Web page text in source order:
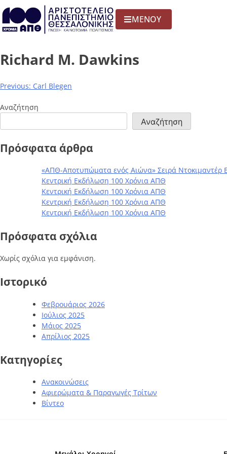
ΜΕΝΟΥ
Richard M. Dawkins
Previous: Carl Blegen
Αναζήτηση
Αναζήτηση
Πρόσφατα άρθρα
«ΑΠΘ-Αποτυπώματα ενός Αιώνα» Σειρά Ντοκιμαντέρ
Κεντρική Εκδήλωση 100 Χρόνια ΑΠΘ
Κεντρική Εκδήλωση 100 Χρόνια ΑΠΘ
Κεντρική Εκδήλωση 100 Χρόνια ΑΠΘ
Κεντρική Εκδήλωση 100 Χρόνια ΑΠΘ
Πρόσφατα σχόλια
Χωρίς σχόλια για εμφάνιση.
Ιστορικό
Φεβρουάριος 2026
Ιούλιος 2025
Μάιος 2025
Απρίλιος 2025
Kατηγορίες
Ανακοινώσεις
Αφιερώματα & Παραγωγές Τρίτων
Βίντεο